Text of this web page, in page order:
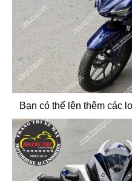
Bạn có thể lên thêm các